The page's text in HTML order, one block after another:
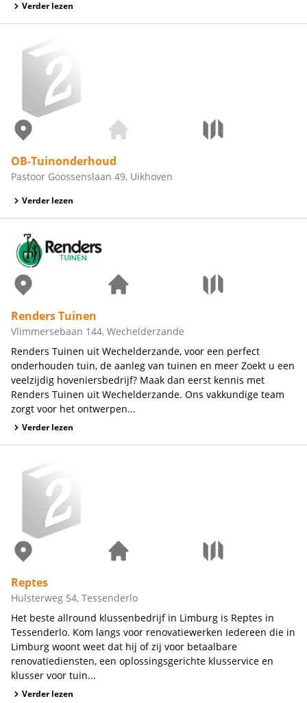
Verder lezen
OB-Tuinonderhoud
Pastoor Goossenslaan 49, Uikhoven
Verder lezen
Renders Tuinen
Vlimmersebaan 144, Wechelderzande
Renders Tuinen uit Wechelderzande, voor een perfect
onderhouden tuin, de aanleg van tuinen en meer Zoekt u een
veelzijdig hoveniersbedrijf? Maak dan eerst kennis met
Renders Tuinen uit Wechelderzande. Ons vakkundige team
zorgt voor het ontwerpen...
Verder lezen
Reptes
Hulsterweg 54, Tessenderlo
Het beste allround klussenbedrijf in Limburg is Reptes in
Tessenderlo. Kom langs voor renovatiewerken Iedereen die in
Limburg woont weet dat hij of zij voor betaalbare
renovatiediensten, een oplossingsgerichte klusservice en
klusser voor tuin...
Verder lezen